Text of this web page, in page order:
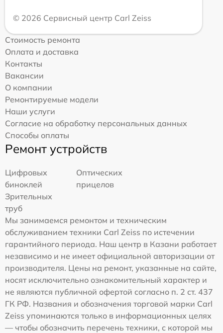
© 2026 Сервисный центр Carl Zeiss
Стоимость ремонта
Оплата и доставка
Контакты
Вакансии
О компании
Ремонтируемые модели
Наши услуги
Согласие на обработку персональных данных
Способы оплаты
Ремонт устройств
Цифровых
биноклей
Оптических
прицелов
Зрительных
труб
Мы занимаемся ремонтом и техническим
обслуживанием техники Carl Zeiss по истечении
гарантийного периода. Наш центр в Казани работает
независимо и не имеет официальной авторизации от
производителя. Цены на ремонт, указанные на сайте,
носят исключительно ознакомительный характер и
не являются публичной офертой согласно п. 2 ст. 437
ГК РФ. Названия и обозначения торговой марки Carl
Zeiss упоминаются только в информационных целях
— чтобы обозначить перечень техники, с которой мы